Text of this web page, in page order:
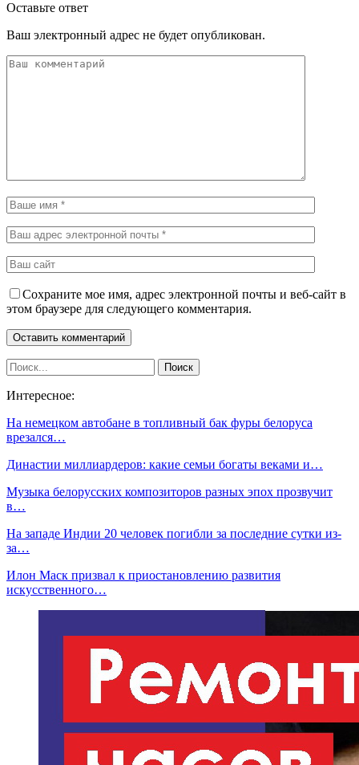
Оставьте ответ
Ваш электронный адрес не будет опубликован.
Сохраните мое имя, адрес электронной почты и веб-сайт в
этом браузере для следующего комментария.
Интересное:
На немецком автобане в топливный бак фуры белоруса
врезался…
Династии миллиардеров: какие семьи богаты веками и…
Музыка белорусских композиторов разных эпох прозвучит
в…
На западе Индии 20 человек погибли за последние сутки из-
за…
Илон Маск призвал к приостановлению развития
искусственного…